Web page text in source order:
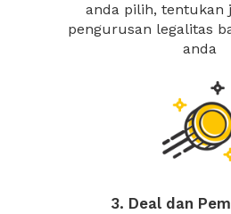
anda pilih, tentukan
pengurusan legalitas
anda
3. Deal dan